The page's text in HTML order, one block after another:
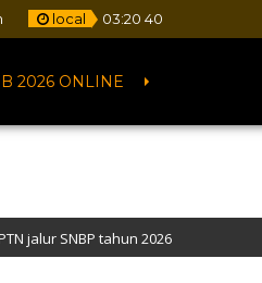
local 03:20 41
2026 ONLINE
2026